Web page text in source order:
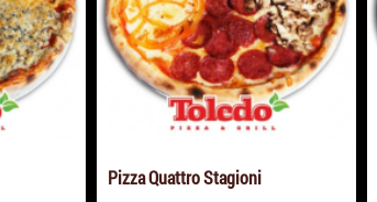
Pizza Quattro Stagioni